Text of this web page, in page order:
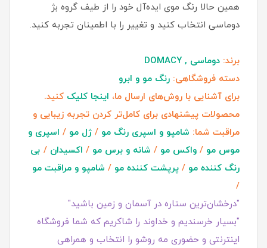
همین حالا رنگ موی ایده‌آل خود را از طیف گروه بژ
دوماسی انتخاب کنید و تغییر را با اطمینان تجربه کنید.
برند: دوماسی , DOMACY
دسته فروشگاهی: رنگ مو و ابرو
برای آشنایی با روش‌های ارسال ما، اینجا کلیک کنید.
محصولات پیشنهادی برای کامل‌تر کردن تجربه زیبایی و
مراقبت شما: شامپو و اسپری رنگ مو / ژل مو / اسپری و
موس مو / واکس مو / شانه و برس مو / اکسیدان / بی
رنگ کننده مو / پرپشت کننده مو / شامپو و مراقبت مو
/
"درخشان‌ترین ستاره در آسمان و زمین باشید"
"بسیار خرسندیم و خداوند را شاکریم که شما فروشگاه
اینترنتی و حضوری مه روشو را انتخاب و همراهی